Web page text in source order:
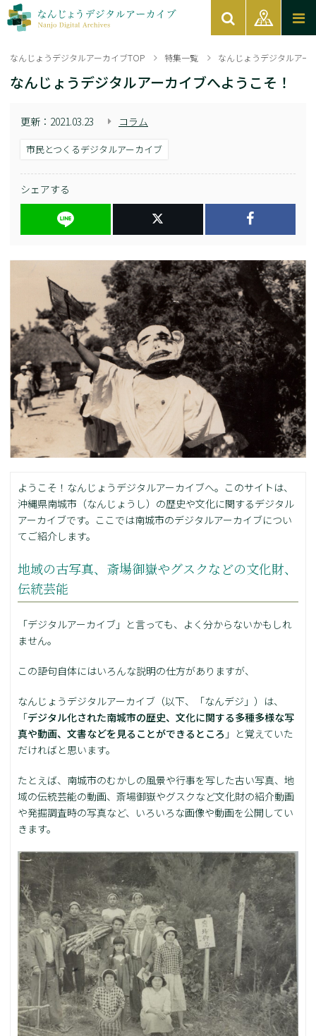
なんじょうデジタルアーカイブTOP 特集一覧 なんじょうデジタルアー
なんじょうデジタルアーカイブへようこそ！
更新： 2021.03.23 コラム
市民とつくるデジタルアーカイブ
シェアする
ようこそ！なんじょうデジタルアーカイブへ。このサイトは、
沖縄県南城市（なんじょうし）の歴史や文化に関するデジタル
アーカイブです。ここでは南城市のデジタルアーカイブについ
てご紹介します。
地域の古写真、斎場御嶽やグスクなどの文化財、
伝統芸能
「デジタルアーカイブ」と言っても、よく分からないかもしれ
ません。
この語句自体にはいろんな説明の仕方がありますが、
なんじょうデジタルアーカイブ（以下、「なんデジ」）は、
「デジタル化された南城市の歴史、文化に関する多種多様な写
真や動画、文書などを見ることができるところ 」と覚えていた
だければと思います。
たとえば、南城市のむかしの風景や行事を写した古い写真、地
域の伝統芸能の動画、斎場御嶽やグスクなど文化財の紹介動画
や発掘調査時の写真など、いろいろな画像や動画を公開してい
きます。